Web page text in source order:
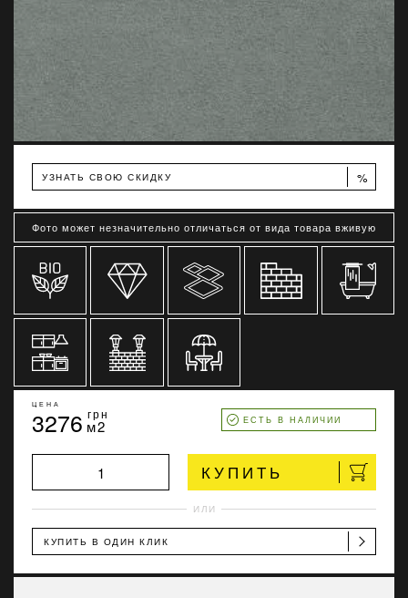
УЗНАТЬ СВОЮ СКИДКУ %
Фото может незначительно отличаться от вида товара вживую
ЦЕНА
3276 грн
м2 ЕСТЬ В НАЛИЧИИ
КУПИТЬ
ИЛИ
КУПИТЬ В ОДИН КЛИК